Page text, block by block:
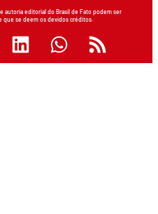
autoria editorial do Brasil de Fato podem ser
que se deem os devidos créditos.